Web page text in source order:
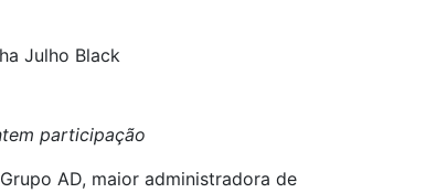
Julho Black
participação
AD, maior administradora de